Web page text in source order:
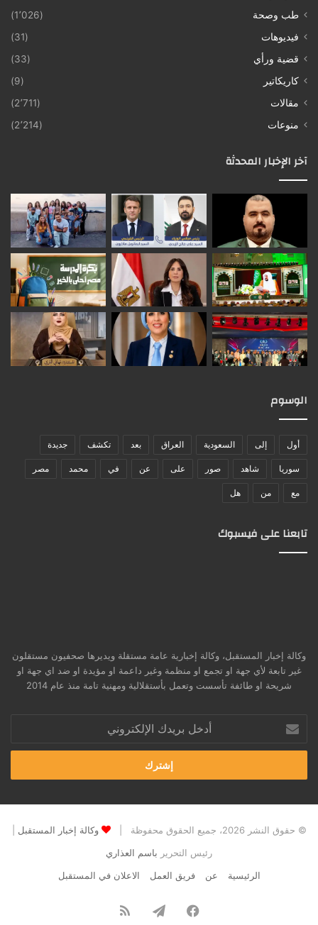
طب وصحة
(1٬026)
فيديوهات
(31)
قضية ورأي
(33)
كاريكاتير
(9)
مقالات
(2٬711)
منوعات
(2٬214)
آخر الإخبار المحدثة
الوسوم
أول إلى السعودية العراق بعد تكشف جديدة
سوريا شاهد صور على عن في محمد مصر
مع من هل
تابعنا على فيسبوك
وكالة إخبار المستقبل، وكالة إخبارية عامة مستقلة ويديرها صحفيون مستقلون
غير تابعة لأي جهة او تجمع او منظمة وغير داعمة او مؤيدة او ضد اي جهة او
شريحة او طائفة تأسست وتعمل بأستقلالية ومهنية تامة منذ عام 2014
بريدك
الإلكتروني
© حقوق النشر 2026، جميع الحقوق محفوظة | وكالة إخبار المستقبل
رئيس التحرير باسم العذاري
الرئيسية
عن فريق العمل الاعلان في المستقبل
فيسبوك تيلقرام